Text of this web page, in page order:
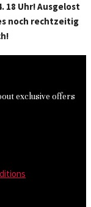
18 Uhr! Ausgelost
noch rechtzeitig
exclusive offers